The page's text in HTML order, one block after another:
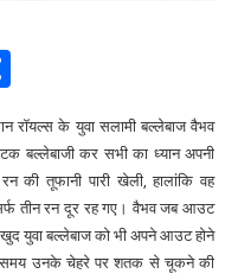
रॉयल्स के युवा सलामी बल्लेबाज वैभव
बल्लेबाजी कर सभी का ध्यान अपनी
तूफानी पारी खेली, हालांकि वह
तीन रन दूर रह गए। वैभव जब आउट
खुद युवा बल्लेबाज को भी अपने आउट होने
समय उनके चेहरे पर शतक से चूकने की